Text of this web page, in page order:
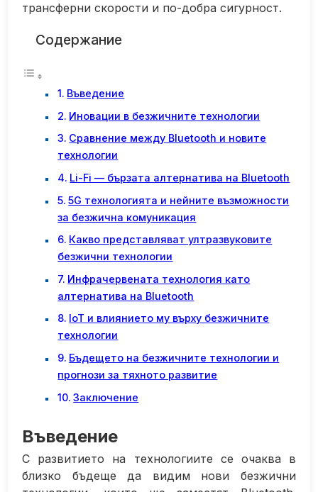
трансферни скорости и по-добра сигурност.
Содержание
Въведение
Иновации в безжичните технологии
Сравнение между Bluetooth и новите
технологии
Li-Fi — бързата алтернатива на Bluetooth
5G технологията и нейните възможности
за безжична комуникация
Какво представляват ултразвуковите
безжични технологии
Инфрачервената технология като
алтернатива на Bluetooth
IoT и влиянието му върху безжичните
технологии
Бъдещето на безжичните технологии и
прогнози за тяхното развитие
Заключение
Въведение
С развитието на технологиите се очаква в
близко бъдеще да видим нови безжични